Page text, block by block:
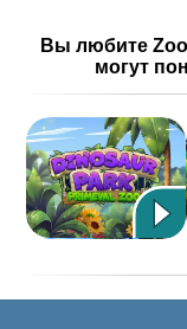
Вы любите Zoo
могут